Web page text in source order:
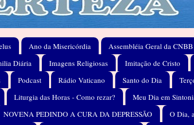
Ano da Misericórdia Assembléia Geral da CNBB
Diária Imagens Religiosas Imitação de Cristo
Podcast Rádio Vaticano Santo do Dia
Liturgia das Horas - Como rezar?
Meu Dia em
NOVENA PEDINDO A CURA DA DEPRESSÃO
O Dia,